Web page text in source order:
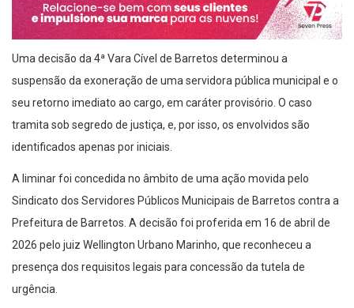
Uma decisão da 4ª Vara Cível de Barretos determinou a
suspensão da exoneração de uma servidora pública municipal e o
seu retorno imediato ao cargo, em caráter provisório. O caso
tramita sob segredo de justiça, e, por isso, os envolvidos são
identificados apenas por iniciais.
A liminar foi concedida no âmbito de uma ação movida pelo
Sindicato dos Servidores Públicos Municipais de Barretos contra a
Prefeitura de Barretos. A decisão foi proferida em 16 de abril de
2026 pelo juiz Wellington Urbano Marinho, que reconheceu a
presença dos requisitos legais para concessão da tutela de
urgência.